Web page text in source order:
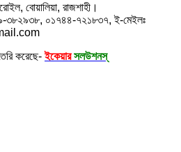
বোয়ালিয়া, রাজশাহী।
৩৮২৯৩৮, ০১৭৪৪-৭২১৮৩৭, ই-মেইলঃ
করেছে-ইকেয়ার সলউশনস্